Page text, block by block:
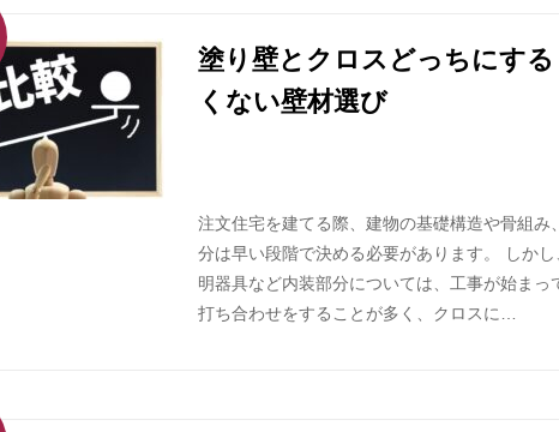
塗り壁とクロスどっちにする
くない壁材選び
注文住宅を建てる際、建物の基礎構造や骨組み
分は早い段階で決める必要があります。 しか
明器具など内装部分については、工事が始まっ
打ち合わせをすることが多く、クロスに…